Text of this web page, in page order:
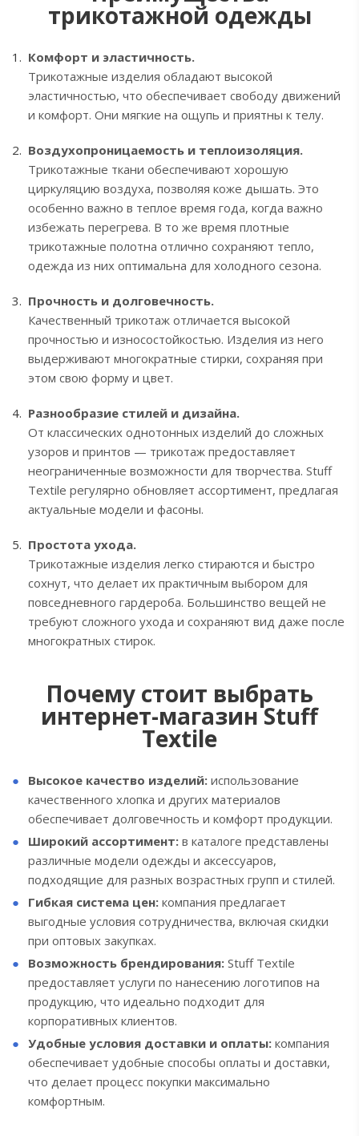
трикотажной одежды
Комфорт и эластичность.
Трикотажные изделия обладают высокой
эластичностью, что обеспечивает свободу движений
и комфорт. Они мягкие на ощупь и приятны к телу.
Воздухопроницаемость и теплоизоляция.
Трикотажные ткани обеспечивают хорошую
циркуляцию воздуха, позволяя коже дышать. Это
особенно важно в теплое время года, когда важно
избежать перегрева. В то же время плотные
трикотажные полотна отлично сохраняют тепло,
одежда из них оптимальна для холодного сезона.
Прочность и долговечность.
Качественный трикотаж отличается высокой
прочностью и износостойкостью. Изделия из него
выдерживают многократные стирки, сохраняя при
этом свою форму и цвет.
Разнообразие стилей и дизайна.
От классических однотонных изделий до сложных
узоров и принтов — трикотаж предоставляет
неограниченные возможности для творчества. Stuff
Textile регулярно обновляет ассортимент, предлагая
актуальные модели и фасоны.
Простота ухода.
Трикотажные изделия легко стираются и быстро
сохнут, что делает их практичным выбором для
повседневного гардероба. Большинство вещей не
требуют сложного ухода и сохраняют вид даже после
многократных стирок.
Почему стоит выбрать
интернет-магазин Stuff
Textile
Высокое качество изделий: использование
качественного хлопка и других материалов
обеспечивает долговечность и комфорт продукции.
Широкий ассортимент: в каталоге представлены
различные модели одежды и аксессуаров,
подходящие для разных возрастных групп и стилей.
Гибкая система цен: компания предлагает
выгодные условия сотрудничества, включая скидки
при оптовых закупках.
Возможность брендирования: Stuff Textile
предоставляет услуги по нанесению логотипов на
продукцию, что идеально подходит для
корпоративных клиентов.
Удобные условия доставки и оплаты: компания
обеспечивает удобные способы оплаты и доставки,
что делает процесс покупки максимально
комфортным.